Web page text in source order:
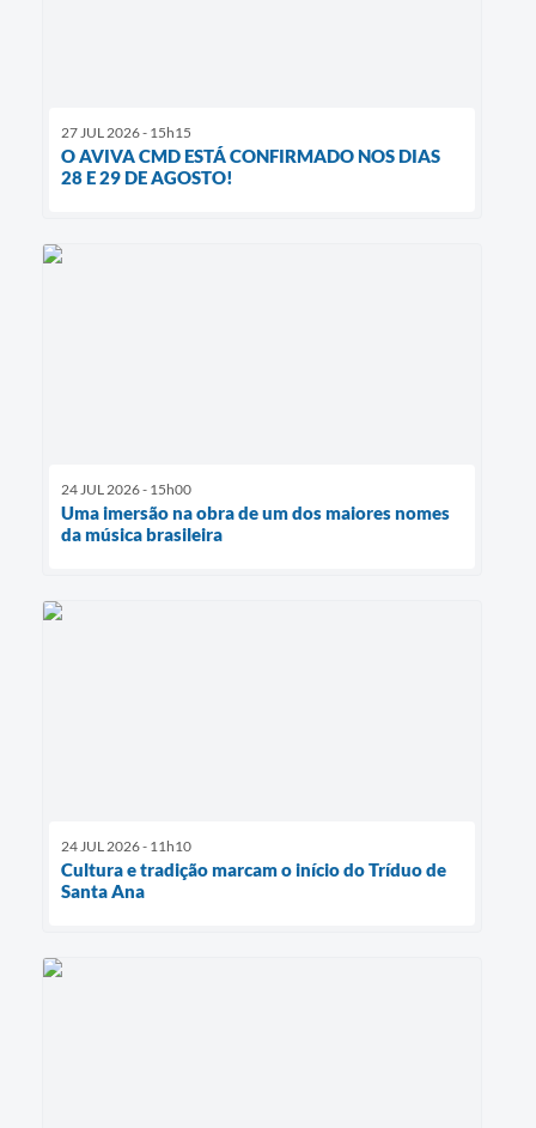
27 JUL 2026 - 15h15
O AVIVA CMD ESTÁ CONFIRMADO NOS DIAS
28 E 29 DE AGOSTO!
24 JUL 2026 - 15h00
Uma imersão na obra de um dos maiores nomes
da música brasileira
24 JUL 2026 - 11h10
Cultura e tradição marcam o início do Tríduo de
Santa Ana